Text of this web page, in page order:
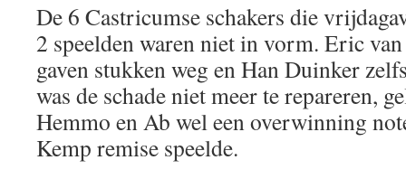
De 6 Castricumse schakers die
2 speelden waren niet in vorm. Eric
gaven stukken weg en Han Duinker
was de schade niet meer te repareren,
Hemmo en Ab wel een overwinning
Kemp remise speelde.